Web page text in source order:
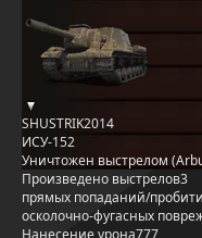
SHUSTRIK2014
ИСУ-152
Уничтожен выстрелом
Произведено выстрелов3
прямых попаданий/
осколочно-фугасных
Нанесение урона777